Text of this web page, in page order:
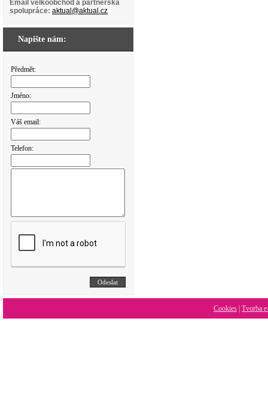
Email velkoobchod a partnerská
spolupráce: aktual@aktual.cz
Napište nám:
Předmět:
Jméno:
Váš email:
Telefon:
Cookies Tvorba